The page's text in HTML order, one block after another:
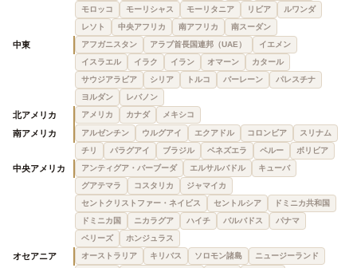
モロッコ
モーリシャス モーリタニア リビア
ルワンダ
レソト
中央アフリカ 南アフリカ 南スーダン
中東 アフガニスタン アラブ首長国連邦（UAE）
イエメン
イスラエル
イラク イラン オマーン
カタール
サウジアラビア
シリア トルコ バーレーン
パレスチナ
ヨルダン
レバノン
北アメリカ アメリカ カナダ メキシコ
南アメリカ アルゼンチン ウルグアイ エクアドル コロンビア
スリナム
チリ
パラグアイ ブラジル ベネズエラ ペルー ボリビア
中央アメリカ アンティグア・バーブーダ エルサルバドル
キューバ
グアテマラ
コスタリカ
ジャマイカ
セントクリストファー・ネイビス
セントルシア
ドミニカ共和国
ドミニカ国
ニカラグア ハイチ バルバドス
パナマ
ベリーズ
ホンジュラス
オセアニア オーストラリア キリバス ソロモン諸島 ニュージーランド